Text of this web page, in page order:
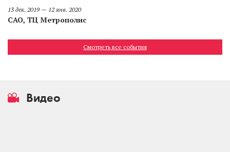
13 дек. 2019 — 12 янв. 2020
САО, ТЦ Метрополис
Смотреть все события
Видео